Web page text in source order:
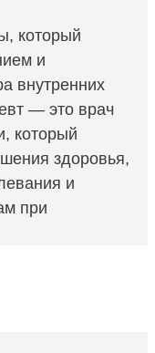
который
и
внутренних
— это врач
который
здоровья,
и
при